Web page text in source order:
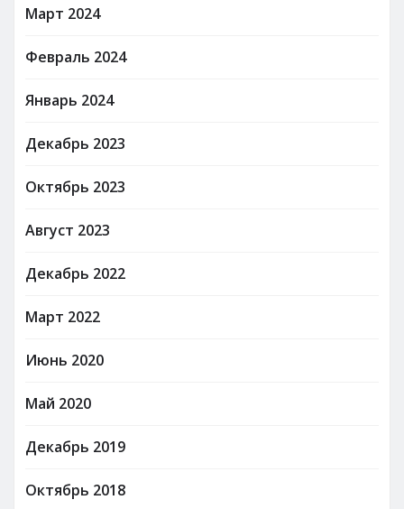
Март 2024
Февраль 2024
Январь 2024
Декабрь 2023
Октябрь 2023
Август 2023
Декабрь 2022
Март 2022
Июнь 2020
Май 2020
Декабрь 2019
Октябрь 2018